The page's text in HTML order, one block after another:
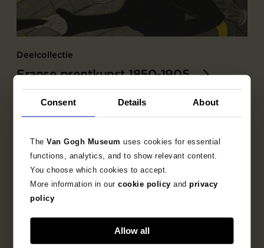
Consent Details About
TheVan Gogh Museumuses cookies for essential
functions, analytics, and to show relevant content.
You choose which cookies to accept.
More information in ourcookie policy andprivacy
policy
Allow all
Deelcollectie
Franse prentkunst 1850-1905
Ontdek de bijzondere verzameling Franse prenten